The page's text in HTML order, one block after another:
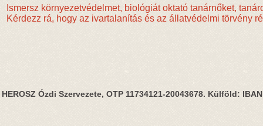
Ismersz környezetvédelmet, biológiát oktató tanárnőket,
Kérdezz rá, hogy az ivartalanítás és az állatvédelmi törvény
HEROSZ Ózdi Szervezete, OTP 11734121-20043678. Külföld: